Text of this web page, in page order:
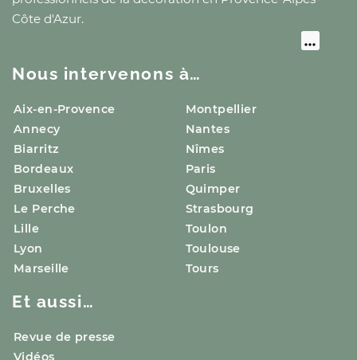
Côte d'Azur.
Nous intervenons à…
Aix-en-Provence
Annecy
Biarritz
Bordeaux
Bruxelles
Le Perche
Lille
Lyon
Marseille
Montpellier
Nantes
Nîmes
Paris
Quimper
Strasbourg
Toulon
Toulouse
Tours
Et aussi…
Revue de presse
Vidéos